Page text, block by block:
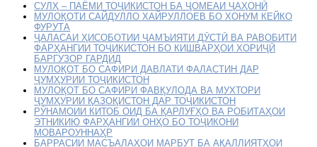
СУЛҲ – ПАЁМИ ТОҶИКИСТОН БА ҶОМЕАИ ҶАҲОНӢ
МУЛОҚОТИ САЙДУЛЛО ХАЙРУЛЛОЕВ БО ХОНУМ КЕЙКО
ФУРУТА
ҶАЛАСАИ ҲИСОБОТИИ ҶАМЪИЯТИ ДӮСТӢ ВА РАВОБИТИ
ФАРҲАНГИИ ТОҶИКИСТОН БО КИШВАРҲОИ ХОРИҶӢ
БАРГУЗОР ГАРДИД
МУЛОҚОТ БО САФИРИ ДАВЛАТИ ФАЛАСТИН ДАР
ҶУМҲУРИИ ТОҶИКИСТОН
МУЛОҚОТ БО САФИРИ ФАВҚУЛОДА ВА МУХТОРИ
ҶУМҲУРИИ ҚАЗОҚИСТОН ДАР ТОҶИКИСТОН
РӮНАМОИИ КИТОБ ОИД БА ҚАРЛУҒҲО ВА РОБИТАҲОИ
ЭТНИКИЮ ФАРҲАНГИИ ОНҲО БО ТОҶИКОНИ
МОВАРОУННАҲР
БАРРАСИИ МАСЪАЛАҲОИ МАРБУТ БА АҚАЛЛИЯТҲОИ